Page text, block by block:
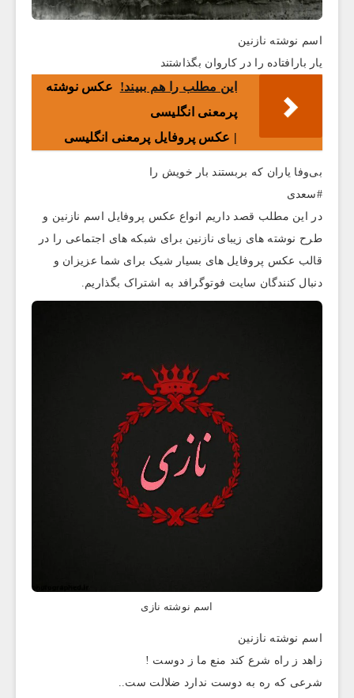
اسم نوشته نازنین
یار بارافتاده را در کاروان بگذاشتند
این مطلب را هم ببیند!
عکس نوشته
پرمعنی انگلیسی
| عکس پروفایل پرمعنی انگلیسی
بی‌وفا یاران که بربستند بار خویش را
#سعدی
در این مطلب قصد داریم انواع عکس پروفایل اسم نازنین و
طرح نوشته های زیبای نازنین برای شبکه های اجتماعی را در
قالب عکس پروفایل های بسیار شیک برای شما عزیزان و
دنبال کنندگان سایت فوتوگرافد به اشتراک بگذاریم.
اسم نوشته نازی
اسم نوشته نازنین
زاهد ز راه شرع کند منع ما ز دوست !
شرعی که ره به دوست ندارد ضلالت ست..